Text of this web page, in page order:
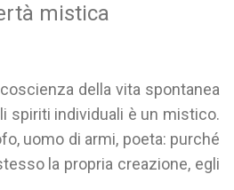
mistica
della vita spontanea
spiriti individuali è un mistico.
uomo di armi, poeta: purché
la propria creazione, egli